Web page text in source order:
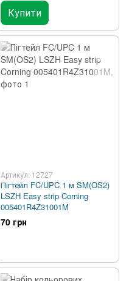
Купити
Артикул: 12727
Пігтейл FC/UPC 1 м SM(OS2)
LSZH Easy strip Corning
005401R4Z31001M
70 грн